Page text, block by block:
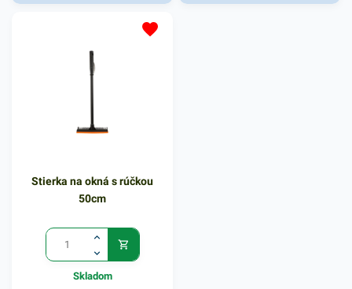
na umývanie rôznych
Stierka na okná s rúčkou
50cm
Skladom